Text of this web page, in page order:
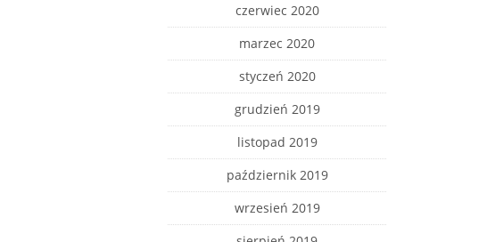
czerwiec 2020
marzec 2020
styczeń 2020
grudzień 2019
listopad 2019
październik 2019
wrzesień 2019